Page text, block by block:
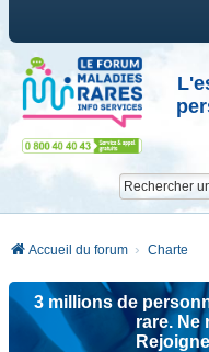
Accueil du forum Charte
3 millions de
rare. Ne